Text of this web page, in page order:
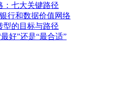
：七大关键路径
行和数据价值网络
型的目标与路径
好”还是“最合适”